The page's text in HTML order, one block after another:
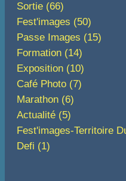
Sortie (66)
Fest'images (50)
Passe Images (15)
Formation (14)
Exposition (10)
Café Photo (7)
Marathon (6)
Actualité (5)
Fest'images-Territoire
Defi (1)